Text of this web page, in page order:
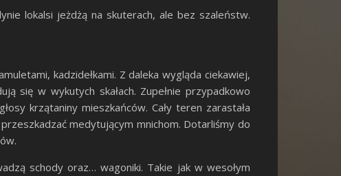
lokalsi jeżdżą na skuterach, ale bez szaleństw.
kadzidełkami. Z daleka wygląda ciekawiej,
się w wykutych skałach. Zupełnie przypadkowo
krzątaniny mieszkańców. Cały teren zarastała
medytującym mnichom. Dotarliśmy do
schody oraz… wagoniki. Takie jak w wesołym